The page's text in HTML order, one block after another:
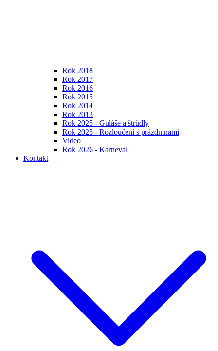
Rok 2018
Rok 2017
Rok 2016
Rok 2015
Rok 2014
Rok 2013
Rok 2025 - Guláše a štrůdly
Rok 2025 - Rozloučení s prázdninami
Video
Rok 2026 - Karneval
Kontakt